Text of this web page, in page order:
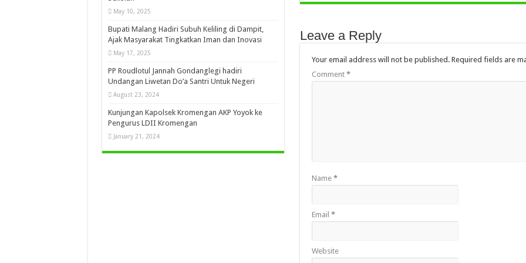
Leave a Reply
Your email address will not be published. Required fields are
Comment *
Name *
Email *
Website
May 10, 2025
Bupati Malang Hadiri Subuh Keliling di Dampit,
Ajak Masyarakat Tingkatkan Iman dan Inovasi
May 17, 2025
PP Roudlotul Jannah Gondanglegi hadiri
Undangan Liwetan Do’a Santri Untuk Negeri
August 23, 2024
Kunjungan Kapolsek Kromengan AKP Yoyok ke
Pengurus LDII Kromengan
January 21, 2024